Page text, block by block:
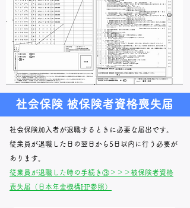
社会保険 被保険者資格喪失届
社会保険加入者が退職するときに必要な届出です。
従業員が退職した日の翌日から5日以内に行う必要が
あります。
​従業員が退職した時の手続き③＞＞＞被保険者資格
喪失届（日本年金機構HP参照）